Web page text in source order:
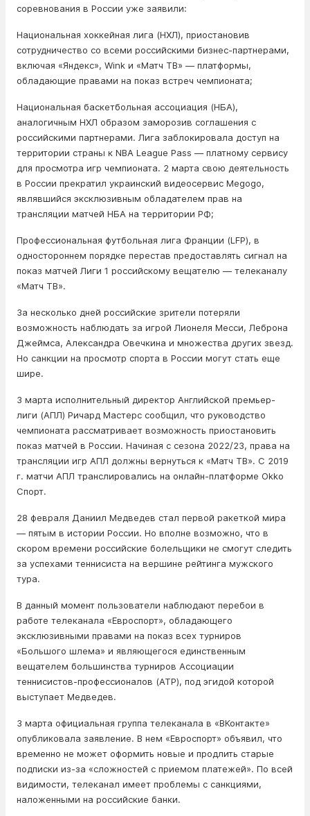
соревнования в России уже заявили:
Национальная хоккейная лига (НХЛ), приостановив
сотрудничество со всеми российскими бизнес-партнерами,
включая «Яндекс», Wink и «Матч ТВ» — платформы,
обладающие правами на показ встреч чемпионата;
Национальная баскетбольная ассоциация (НБА),
аналогичным НХЛ образом заморозив соглашения с
российскими партнерами. Лига заблокировала доступ на
территории страны к NBA League Pass — платному сервису
для просмотра игр чемпионата. 2 марта свою деятельность
в России прекратил украинский видеосервис Megogo,
являвшийся эксклюзивным обладателем прав на
трансляции матчей НБА на территории РФ;
Профессиональная футбольная лига Франции (LFP), в
одностороннем порядке перестав предоставлять сигнал на
показ матчей Лиги 1 российскому вещателю — телеканалу
«Матч ТВ».
За несколько дней российские зрители потеряли
возможность наблюдать за игрой Лионеля Месси, Леброна
Джеймса, Александра Овечкина и множества других звезд.
Но санкции на просмотр спорта в России могут стать еще
шире.
3 марта исполнительный директор Английской премьер-
лиги (АПЛ) Ричард Мастерс сообщил, что руководство
чемпионата рассматривает возможность приостановить
показ матчей в России. Начиная с сезона 2022/23, права на
трансляции игр АПЛ должны вернуться к «Матч ТВ». С 2019
г. матчи АПЛ транслировались на онлайн-платформе Okko
Спорт.
28 февраля Даниил Медведев стал первой ракеткой мира
— пятым в истории России. Но вполне возможно, что в
скором времени российские болельщики не смогут следить
за успехами теннисиста на вершине рейтинга мужского
тура.
В данный момент пользователи наблюдают перебои в
работе телеканала «Евроспорт», обладающего
эксклюзивными правами на показ всех турниров
«Большого шлема» и являющегося единственным
вещателем большинства турниров Ассоциации
теннисистов-профессионалов (ATP), под эгидой которой
выступает Медведев.
3 марта официальная группа телеканала в «ВКонтакте»
опубликовала заявление. В нем «Евроспорт» объявил, что
временно не может оформить новые и продлить старые
подписки из-за «сложностей с приемом платежей». По всей
видимости, телеканал имеет проблемы с санкциями,
наложенными на российские банки.